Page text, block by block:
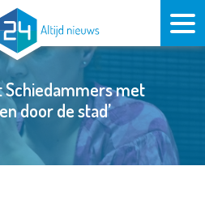
Schiedammers met
door de stad’